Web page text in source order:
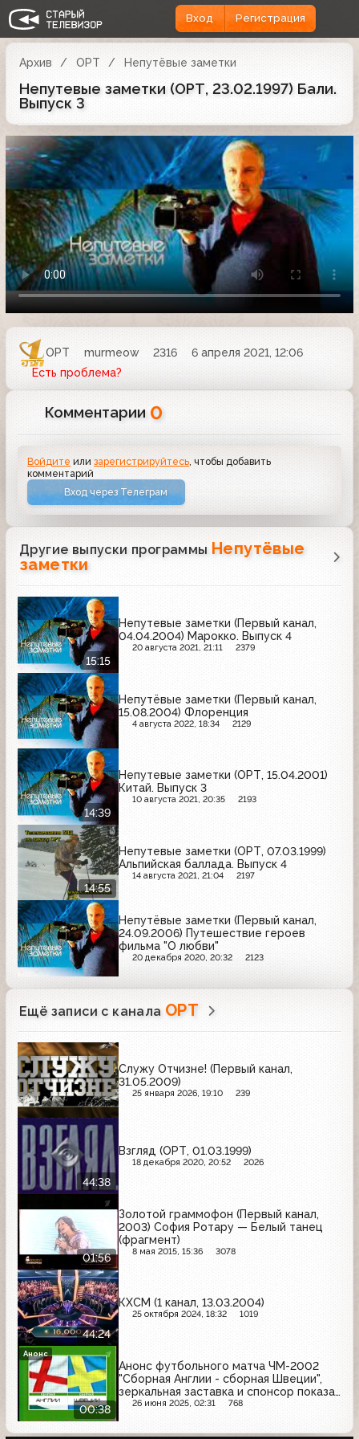
Вход Регистрация
Архив ОРТ Непутёвые заметки
Непутевые заметки (ОРТ, 23.02.1997) Бали.
Выпуск 3
ОРТ murmeow 2316
6 апреля 2021, 12:06
Есть проблема?
Комментарии 0
Войдите илизарегистрируйтесь , чтобы добавить
комментарий
Вход через Телеграм
Другие выпуски программы Непутёвые
заметки
15:15
Непутевые заметки (Первый канал,
04.04.2004) Марокко. Выпуск 4
20 августа 2021, 21:11 2379
Непутёвые заметки (Первый канал,
15.08.2004) Флоренция
4 августа 2022, 18:34 2129
14:39
Непутевые заметки (ОРТ, 15.04.2001)
Китай. Выпуск 3
10 августа 2021, 20:35 2193
14:55
Непутевые заметки (ОРТ, 07.03.1999)
Альпийская баллада. Выпуск 4
14 августа 2021, 21:04 2197
Непутёвые заметки (Первый канал,
24.09.2006) Путешествие героев
фильма "О любви"
20 декабря 2020, 20:32 2123
Ещё записи с канала ОРТ
Служу Отчизне! (Первый канал,
31.05.2009)
25 января 2026, 19:10 239
44:38
Взгляд (ОРТ, 01.03.1999)
18 декабря 2020, 20:52 2026
01:56
Золотой граммофон (Первый канал,
2003) София Ротару — Белый танец
(фрагмент)
8 мая 2015, 15:36 3078
44:24
КХСМ (1 канал, 13.03.2004)
25 октября 2024, 18:32 1019
00:38
Анонс футбольного матча ЧМ-2002
"Сборная Англии - сборная Швеции",
зеркальная заставка и спонсор показа
Афанасий (ОРТ, 01.06.2002)
26 июня 2025, 02:31 768
Анонс